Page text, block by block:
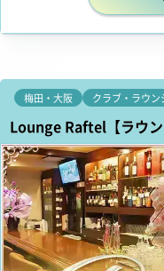
梅田・大阪
クラブ・ラウン
Lounge Raftel【ラウン